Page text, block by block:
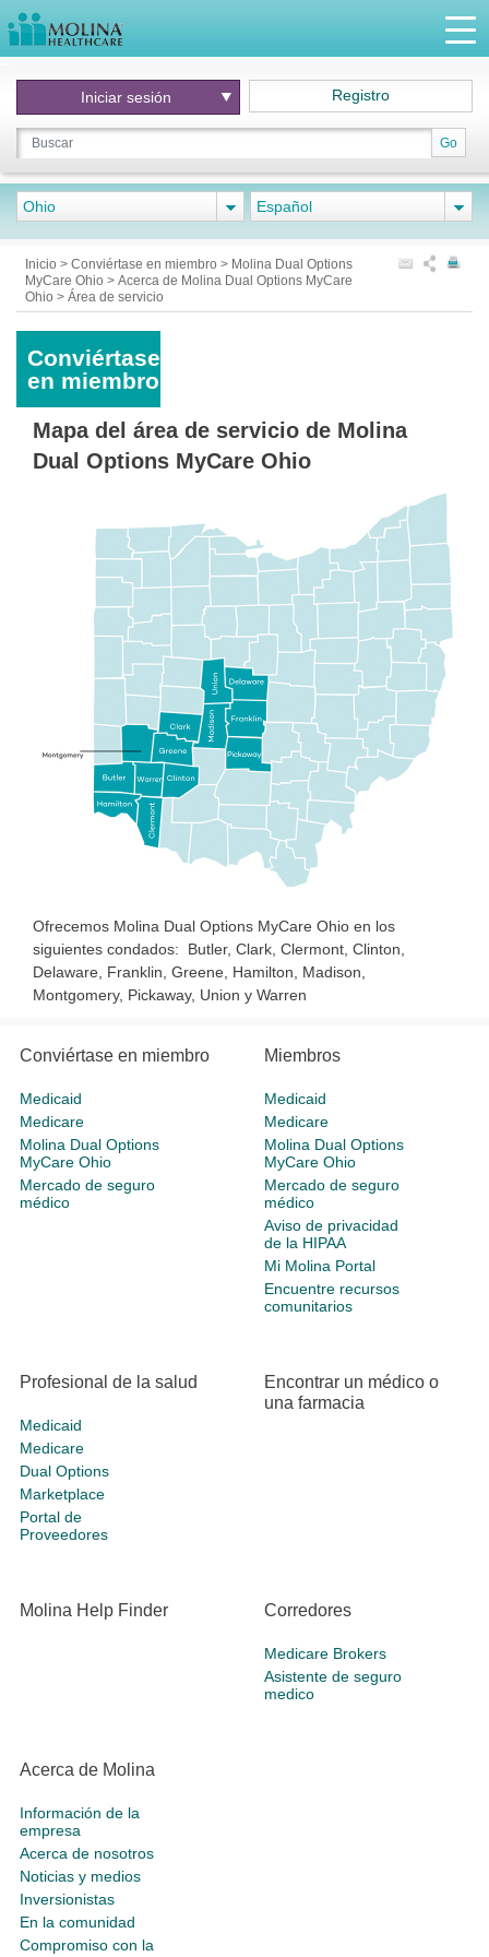
Go
Iniciar sesión Registro
Ohio Español
Inicio > Conviértase en miembro > Molina Dual Options
MyCare Ohio > Acerca de Molina Dual Options MyCare
Ohio > Área de servicio
Conviértase
en miembro
Mapa del área de servicio de Molina
Dual Options MyCare Ohio
Ofrecemos Molina Dual Options MyCare Ohio en los
siguientes condados: Butler, Clark, Clermont, Clinton,
Delaware, Franklin, Greene, Hamilton, Madison,
Montgomery, Pickaway, Union y Warren
Conviértase en miembro
Medicaid
Medicare
Molina Dual Options
MyCare Ohio
Mercado de seguro
médico
Miembros
Medicaid
Medicare
Molina Dual Options
MyCare Ohio
Mercado de seguro
médico
Aviso de privacidad
de la HIPAA
Mi Molina Portal
Encuentre recursos
comunitarios
Profesional de la salud
Medicaid
Medicare
Dual Options
Marketplace
Portal de
Proveedores
Encontrar un médico o
una farmacia
Molina Help Finder Corredores
Medicare Brokers
Asistente de seguro
medico
Acerca de Molina
Información de la
empresa
Acerca de nosotros
Noticias y medios
Inversionistas
En la comunidad
Compromiso con la